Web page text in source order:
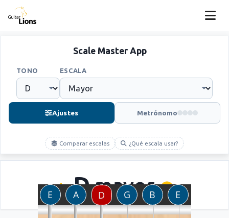
Scale Master App
TONO ESCALA
Ajustes Metrónomo
Comparar escalas ¿Qué escala usar?
Dmayor